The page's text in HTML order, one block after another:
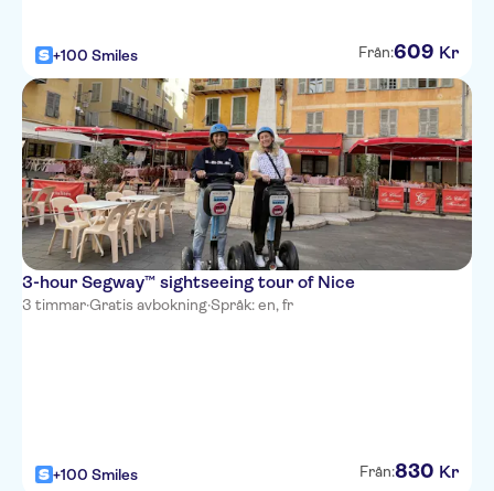
+100 Smiles Från:609 Kr
3-hour Segway™ sightseeing tour of Nice
3 timmar·Gratis avbokning·Språk: en, fr
+100 Smiles Från:830 Kr